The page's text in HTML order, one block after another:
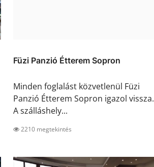
Füzi Panzió Étterem Sopron
Minden foglalást közvetlenül Füzi
Panzió Étterem Sopron igazol vissza.
A szálláshely...
2210 megtekintés